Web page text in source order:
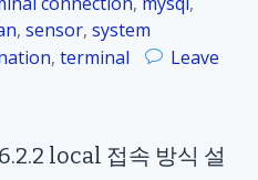
, sensor, system
, terminal
Leave
local 접속 방식 설